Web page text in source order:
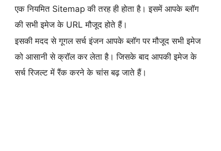
एक नियमित Sitemap की तरह ही होता है। इसमें आपके ब्लॉग
की सभी इमेज के URL मौजूद होते हैं।
इसकी मदद से गूगल सर्च इंजन आपके ब्लॉग पर मौजूद सभी इमेज
को आसानी से क्रॉल कर लेता है। जिसके बाद आपकी इमेज के
सर्च रिजल्ट में रैंक करने के चांस बढ़ जाते हैं।